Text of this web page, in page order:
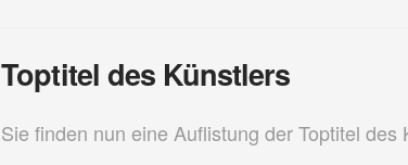
Toptitel des Künstlers
Sie finden nun eine Auflistung der Toptitel des